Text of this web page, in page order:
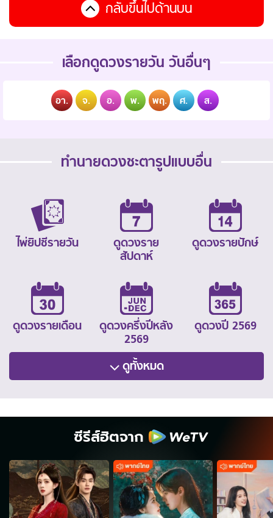
กลับขึ้นไปด้านบน
เลือกดูดวงรายวัน วันอื่นๆ
อา. จ. อ. พ. พฤ. ศ. ส.
ทำนายดวงชะตารูปแบบอื่น
ไพ่ยิปซีรายวัน
ดูดวงราย
สัปดาห์
ดูดวงรายปักษ์
ดูดวงรายเดือน
ดูดวงครึ่งปีหลัง
2569
ดูดวงปี 2569
ดูทั้งหมด
ซีรีส์ฮิตจาก